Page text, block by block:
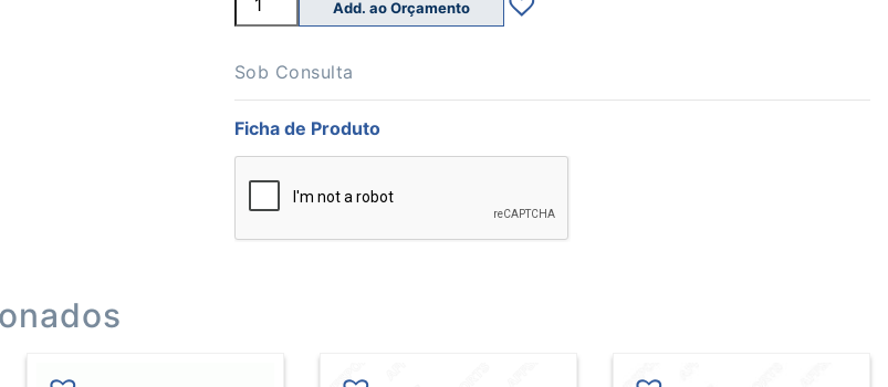
Minitramp
Aberto
Add. ao Orçamento
Sob Consulta
Ficha de Produto